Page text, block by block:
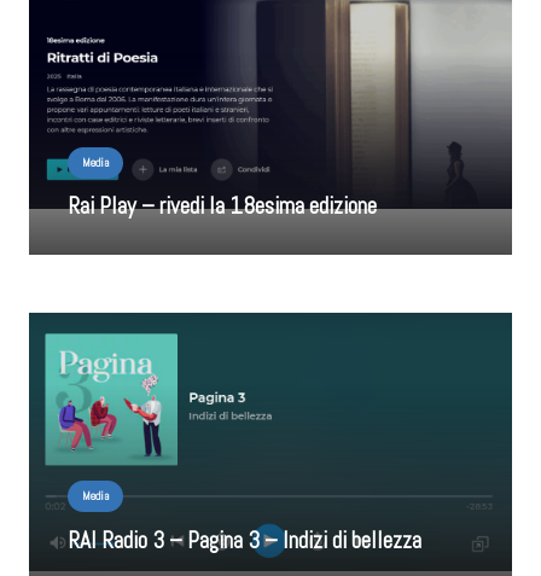
Media
Rai Play – rivedi la 18esima edizione
Media
RAI Radio 3 – Pagina 3 – Indizi di bellezza